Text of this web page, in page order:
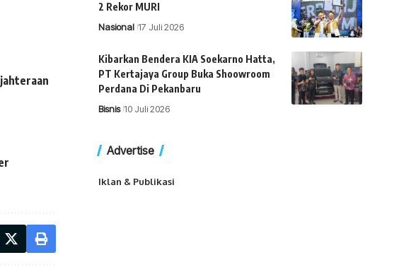
2 Rekor MURI
Nasional 17 Juli 2026
Kibarkan Bendera KIA Soekarno Hatta,
PT Kertajaya Group Buka Shoowroom
Perdana Di Pekanbaru
Bisnis 10 Juli 2026
Advertise
Iklan & Publikasi